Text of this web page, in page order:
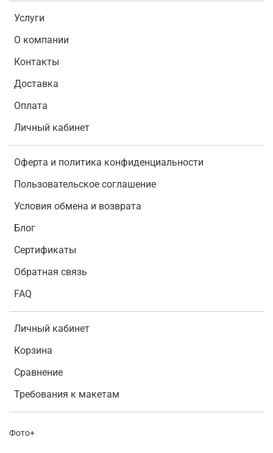
Услуги
О компании
Контакты
Доставка
Оплата
Личный кабинет
Оферта и политика конфиденциальности
Пользовательское соглашение
Условия обмена и возврата
Блог
Сертификаты
Обратная связь
FAQ
Личный кабинет
Корзина
Сравнение
Требования к макетам
Фото+